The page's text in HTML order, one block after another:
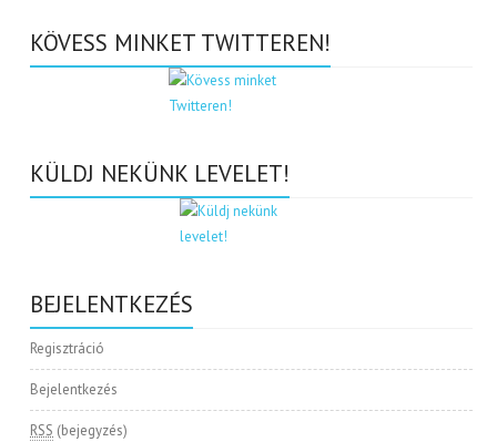
KÖVESS MINKET TWITTEREN!
KÜLDJ NEKÜNK LEVELET!
BEJELENTKEZÉS
Regisztráció
Bejelentkezés
RSS (bejegyzés)